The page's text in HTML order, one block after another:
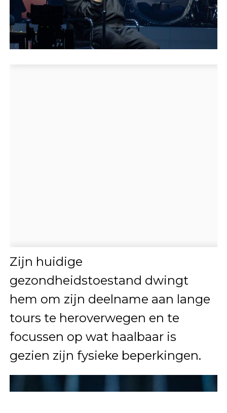
Zijn huidige
gezondheidstoestand dwingt
hem om zijn deelname aan lange
tours te heroverwegen en te
focussen op wat haalbaar is
gezien zijn fysieke beperkingen.